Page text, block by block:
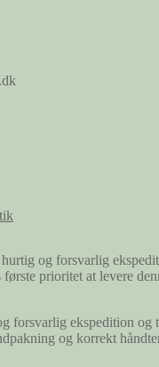
og forsvarlig
prioritet at levere
forsvarlig ekspedition og
og korrekt